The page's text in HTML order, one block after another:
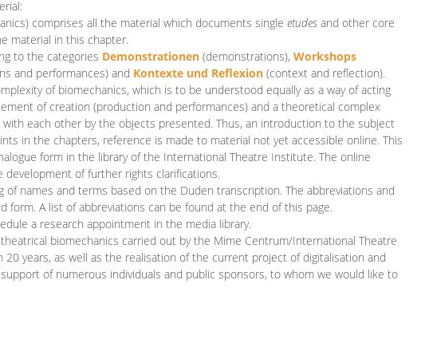
comprises all the material which documents single etudes and other core
material in this chapter.
to the categories Demonstrationen (demonstrations), Workshops
and performances) and Kontexte und Reflexion (context and reflection).
of biomechanics, which is to be understood equally as a way of acting
of creation (production and performances) and a theoretical complex
each other by the objects presented. Thus, an introduction to the subject
in the chapters, reference is made to material not yet accessible online. This
form in the library of the International Theatre Institute. The online
of further rights clarifications.
names and terms based on the Duden transcription. The abbreviations and
form. A list of abbreviations can be found at the end of this page.
a research appointment in the media library.
biomechanics carried out by the Mime Centrum/International Theatre
years, as well as the realisation of the current project of digitalisation and
of numerous individuals and public sponsors, to whom we would like to